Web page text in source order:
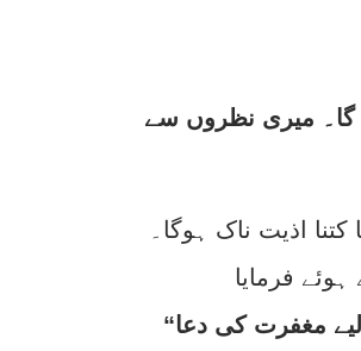
گا۔ میری نظروں سے
اذیت ناک ہوگا۔
فرمایا
“سلامٌ علیک! آپ پر سلامتی ہو۔ میں اپنے رب سے آپ کے لیے مغفرت کی دعا